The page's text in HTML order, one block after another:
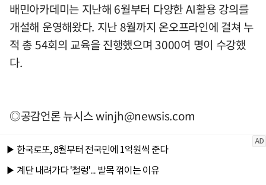
배민아카데미는 지난해 6월부터 다양한 AI활용 강의를
개설해 운영해왔다. 지난 8월까지 온오프라인에 걸쳐 누
적 총 54회의 교육을 진행했으며 3000여 명이 수강했
다.
◎공감언론 뉴시스winjh@newsis.com